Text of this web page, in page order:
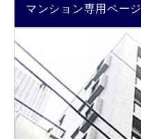
マンション専用ページ